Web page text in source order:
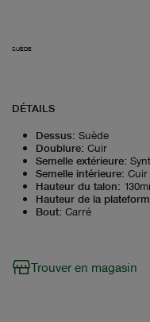
SUÈDE
DÉTAILS
Dessus: Suède
Doublure: Cuir
Semelle extérieure:
Semelle intérieure: Cuir
Hauteur du talon:
Hauteur de la
Bout: Carré
Trouver en magasin